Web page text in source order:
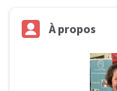
Àpropos